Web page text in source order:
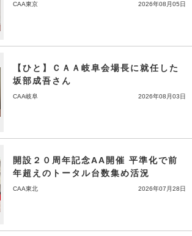
CAA東京 2026年08月05日
【ひと】ＣＡＡ岐阜会場長に就任した
坂部成吾さん
CAA岐阜 2026年08月03日
開設２０周年記念AA開催 平準化で前
年超えのトータル台数集め活況
CAA東北 2026年07月28日